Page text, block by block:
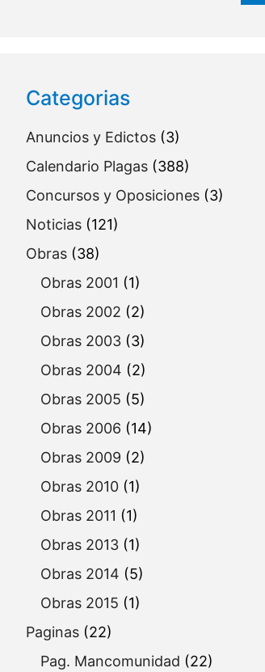
Categorias
Anuncios y Edictos (3)
Calendario Plagas (388)
Concursos y Oposiciones (3)
Noticias (121)
Obras (38)
Obras 2001 (1)
Obras 2002 (2)
Obras 2003 (3)
Obras 2004 (2)
Obras 2005 (5)
Obras 2006 (14)
Obras 2009 (2)
Obras 2010 (1)
Obras 2011 (1)
Obras 2013 (1)
Obras 2014 (5)
Obras 2015 (1)
Paginas (22)
Pag. Mancomunidad (22)